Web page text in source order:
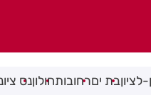
בת יםרחובותחולוןנס